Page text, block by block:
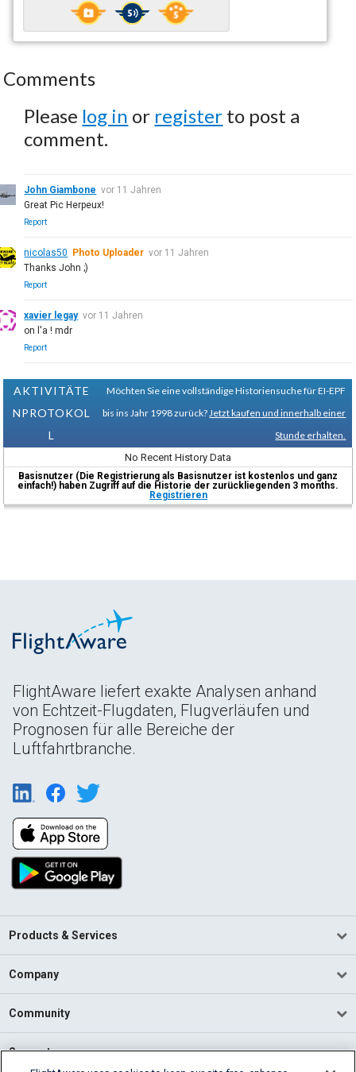
Comments
Please log in or register to post a
comment.
John Giambone vor 11 Jahren
Great Pic Herpeux!
Report
nicolas50 Photo Uploader vor 11 Jahren
Thanks John ;)
Report
xavier legay vor 11 Jahren
on l'a ! mdr
Report
AKTIVITÄTE
NPROTOKOL
L
Möchten Sie eine vollständige Historiensuche für EI-EPF
bis ins Jahr 1998 zurück? Jetzt kaufen und innerhalb einer
Stunde erhalten.
No Recent History Data
Basisnutzer (Die Registrierung als Basisnutzer ist kostenlos und ganz
einfach!) haben Zugriff auf die Historie der zurückliegenden 3 months.
Registrieren
FlightAware liefert exakte Analysen anhand
von Echtzeit-Flugdaten, Flugverläufen und
Prognosen für alle Bereiche der
Luftfahrtbranche.
Products & Services
Company
Community
Support